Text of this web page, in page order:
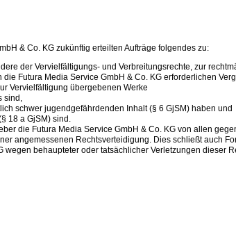
& Co. KG zukünftig erteilten Aufträge folgendes zu:
der Vervielfältigungs- und Verbreitungsrechte, zur
Futura Media Service GmbH & Co. KG erforderlichen
Vervielfältigung übergebenen Werke
sind,
schwer jugendgefährdenden Inhalt (§ 6 GjSM) haben und
18 a GjSM) sind.
die Futura Media Service GmbH & Co. KG von allen
angemessenen Rechtsverteidigung. Dies schließt auch
behaupteter oder tatsächlicher Verletzungen dieser